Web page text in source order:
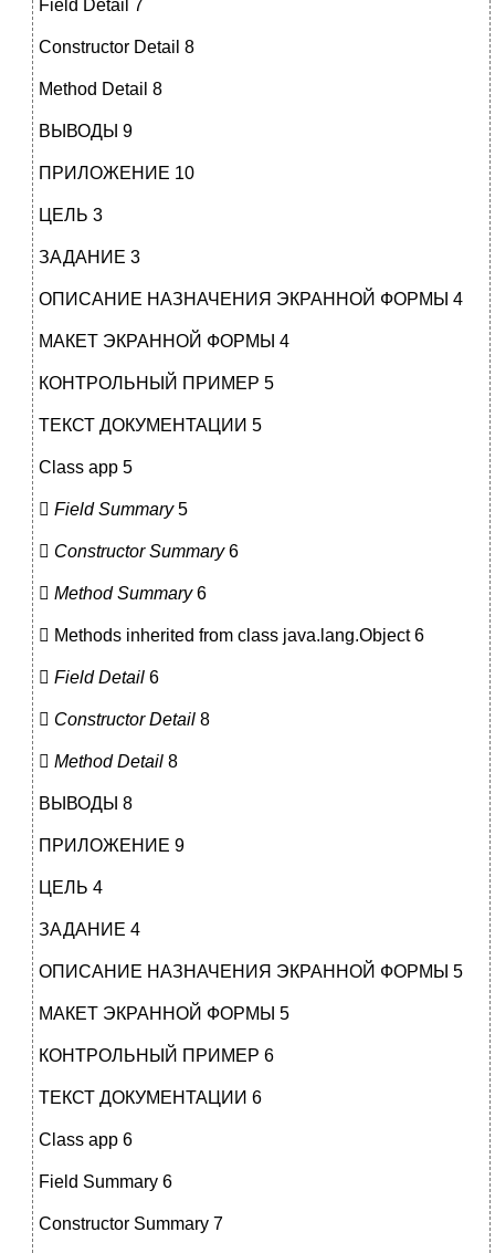
Field Detail 7
Constructor Detail 8
Method Detail 8
ВЫВОДЫ 9
ПРИЛОЖЕНИЕ 10
ЦЕЛЬ 3
ЗАДАНИЕ 3
ОПИСАНИЕ НАЗНАЧЕНИЯ ЭКРАННОЙ ФОРМЫ 4
МАКЕТ ЭКРАННОЙ ФОРМЫ 4
КОНТРОЛЬНЫЙ ПРИМЕР 5
ТЕКСТ ДОКУМЕНТАЦИИ 5
Class app 5
 Field Summary5
 Constructor Summary6
 Method Summary6
 Methods inherited from class java.lang.Object 6
 Field Detail 6
 Constructor Detail 8
 Method Detail 8
ВЫВОДЫ 8
ПРИЛОЖЕНИЕ 9
ЦЕЛЬ 4
ЗАДАНИЕ 4
ОПИСАНИЕ НАЗНАЧЕНИЯ ЭКРАННОЙ ФОРМЫ 5
МАКЕТ ЭКРАННОЙ ФОРМЫ 5
КОНТРОЛЬНЫЙ ПРИМЕР 6
ТЕКСТ ДОКУМЕНТАЦИИ 6
Class app 6
Field Summary 6
Constructor Summary 7